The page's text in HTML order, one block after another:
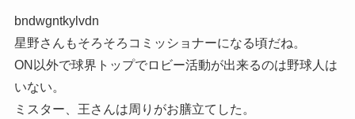
bndwgntkylvdn
星野さんもそろそろコミッショナーになる頃だね。
ON以外で球界トップでロビー活動が出来るのは野球人は
いない。
ミスター、王さんは周りがお膳立てした。